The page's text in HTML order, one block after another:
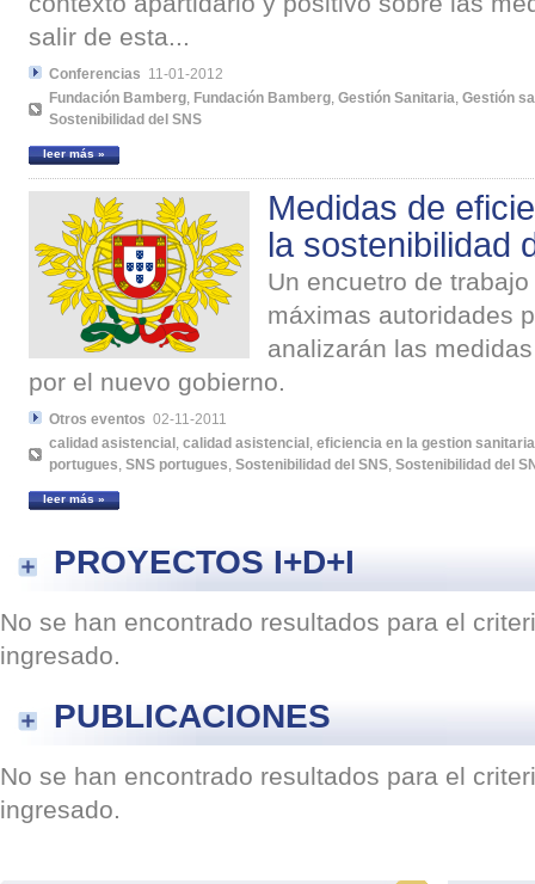
salir de esta...
Conferencias 11-01-2012
Fundación Bamberg, Fundación Bamberg, Gestión Sanitaria, Gestión
Sostenibilidad del SNS
leer más »
Medidas de
la sostenibilidad
Un encuetro de
máximas autoridades
analizarán las
por el nuevo gobierno.
Otros eventos 02-11-2011
calidad asistencial , calidad asistencial , eficiencia en la gestion sanitaria
portugues, SNS portugues, Sostenibilidad del SNS, Sostenibilidad del
leer más »
PROYECTOS I+D+I
No se han encontrado resultados para el
ingresado.
PUBLICACIONES
No se han encontrado resultados para el
ingresado.